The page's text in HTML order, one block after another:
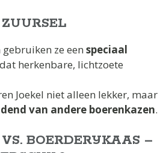
ze een speciaal
herkenbare, lichtzoete
Joekel niet alleen lekker, maar
van andere boerenkazen.
BOERDERIJKAAS –